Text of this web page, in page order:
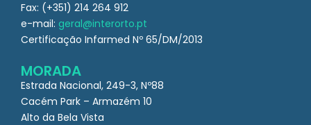
Fax: (+351) 214 264 912
e-mail: geral@interorto.pt
Certificação Infarmed Nº 65/DM/2013
MORADA
Estrada Nacional, 249-3, Nº88
Cacém Park – Armazém 10
Alto da Bela Vista